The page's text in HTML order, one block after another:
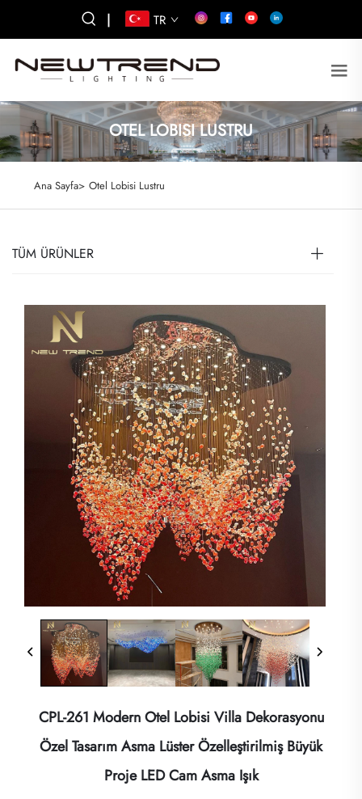
| TR
OTEL LOBISI LUSTRU
Ana Sayfa> Otel Lobisi Lustru
TÜM ÜRÜNLER
CPL-261 Modern Otel Lobisi Villa Dekorasyonu
Özel Tasarım Asma Lüster Özelleştirilmiş Büyük
Proje LED Cam Asma Işık